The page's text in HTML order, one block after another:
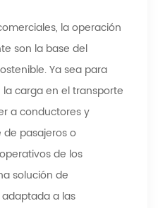
la operación
son la base del
Ya sea para
carga en el transporte
a conductores y
pasajeros o
de los
solución de
a las